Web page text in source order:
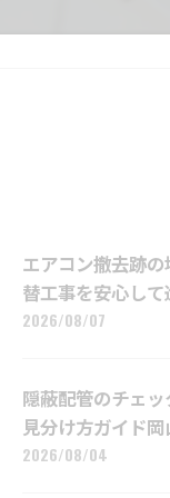
エアコン撤去跡
替工事を安心し
2026/08/07
隠蔽配管のチェ
見分け方ガイド
2026/08/04